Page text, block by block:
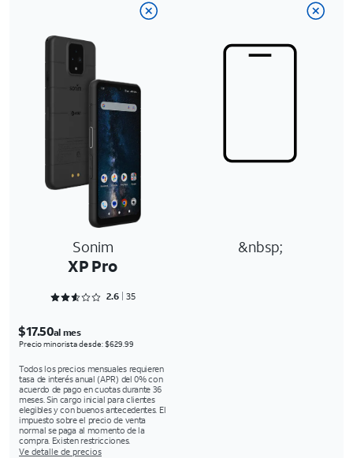
Sonim
XP Pro
&nbsp;
Rated 2.6286 out of 5
2.6 35
$17.50al mes
Precio minorista desde: $629.99
Todos los precios mensuales requieren
tasa de interés anual (APR) del 0% con
acuerdo de pago en cuotas durante 36
meses. Sin cargo inicial para clientes
elegibles y con buenos antecedentes. El
impuesto sobre el precio de venta
normal se paga al momento de la
compra. Existen restricciones.
Ve detalle de precios